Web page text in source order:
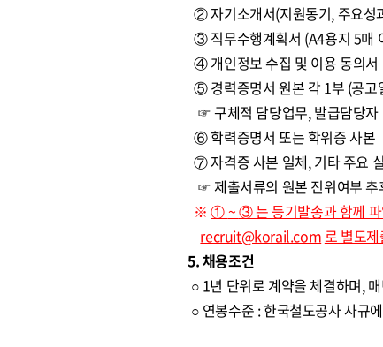
② 자기소개서(지원동기, 주요성
③ 직무수행계획서 (A4용지 5매
④ 개인정보 수집 및 이용 동의서
⑤ 경력증명서 원본 각 1부 (공고
☞ 구체적 담당업무, 발급담당
⑥ 학력증명서 또는 학위증 사본
⑦ 자격증 사본 일체, 기타 주요
☞ 제출서류의 원본 진위여부 추
※①~③는 등기발송과 함께
recruit@korail.com로 별도제
5. 채용조건
○ 1년 단위로 계약을 체결하며,
○ 연봉수준 : 한국철도공사 사규